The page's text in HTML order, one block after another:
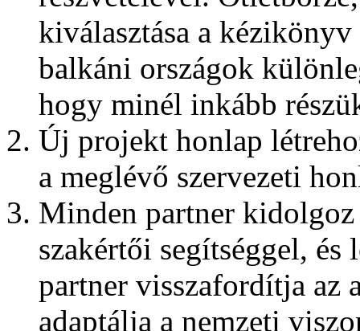
kiválasztása a
balkáni országok
hogy minél inkább
Új projekt honlap
a meglévő szervezeti
Minden partner
szakértői segítséggel,
partner visszafordítja az
adaptálja a nemzeti